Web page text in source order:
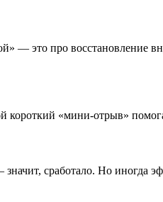
это про восстановление
«мини-отрыв»
сработало. Но иногда